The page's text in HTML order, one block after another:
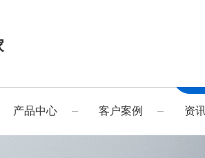
产品中心 客户案例 资